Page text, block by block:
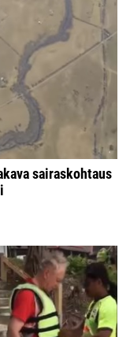
sairaskohtaus